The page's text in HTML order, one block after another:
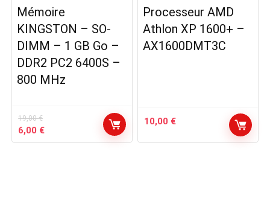
Mémoire
KINGSTON – SO-
DIMM – 1 GB Go –
DDR2 PC2 6400S –
800 MHz
19,00€
Le
prix
6,00 €Le
prix
Processeur AMD
Athlon XP 1600+ –
AX1600DMT3C
10,00 €